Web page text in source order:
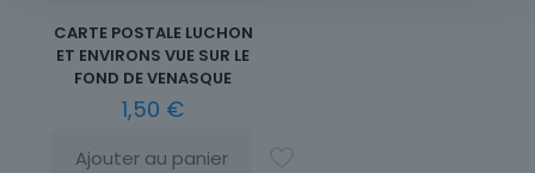
CARTE POSTALE LUCHON
ET ENVIRONS VUE SUR LE
FOND DE VENASQUE
1,50 €
Ajouter au panier